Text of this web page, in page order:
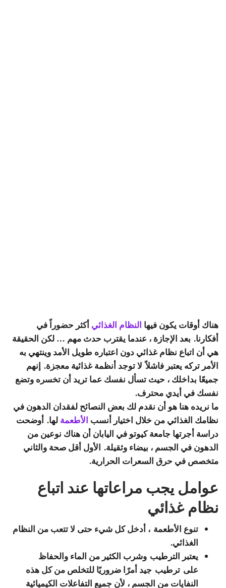
هناك أوقات يكون فيها النظام الغذائي أكثر حضوراً في
أفكارنا. بعد الإجازة ، عندما يقترب حدث مهم … لكن الحقيقة
هي أن اتباع نظام غذائي دون اعتباره طويل الأمد وينتهي به
الأمر تركه يعتبر فاشلاً لا توجد أنظمة غذائية معجزة. إنهم
جميعًا بداخلك ، حيث تسأل نفسك عما تريد أن تخسره وتضع
نفسك في أيدي محترف.
ما نريده هنا هو أن نقدم لك بعض النصائح لفقدان الدهون في
نظامك الغذائي من خلال اختيار أنسب الأطعمة لها. أوضحت
دراسة أجرتها جامعة كيوتو في اليابان أن هناك نوعين من
الدهون في الجسم ، بيضاء وثقيلة. الأول أقل صحة والثاني
متخصص في حرق السعرات الحرارية.
عوامل يجب مراعاتها عند اتباع
نظام غذائي
تنوع الأطعمة ، أدخل كل شيء حتى لا تتعب من النظام
الغذائي.
يعتبر الترطيب وشرب الكثير من الماء والحفاظ
على ترطيب جيد أمرًا ضروريًا للتخلص من كل هذه
النفايات من الجسم ، لأن جميع التفاعلات الكيميائية